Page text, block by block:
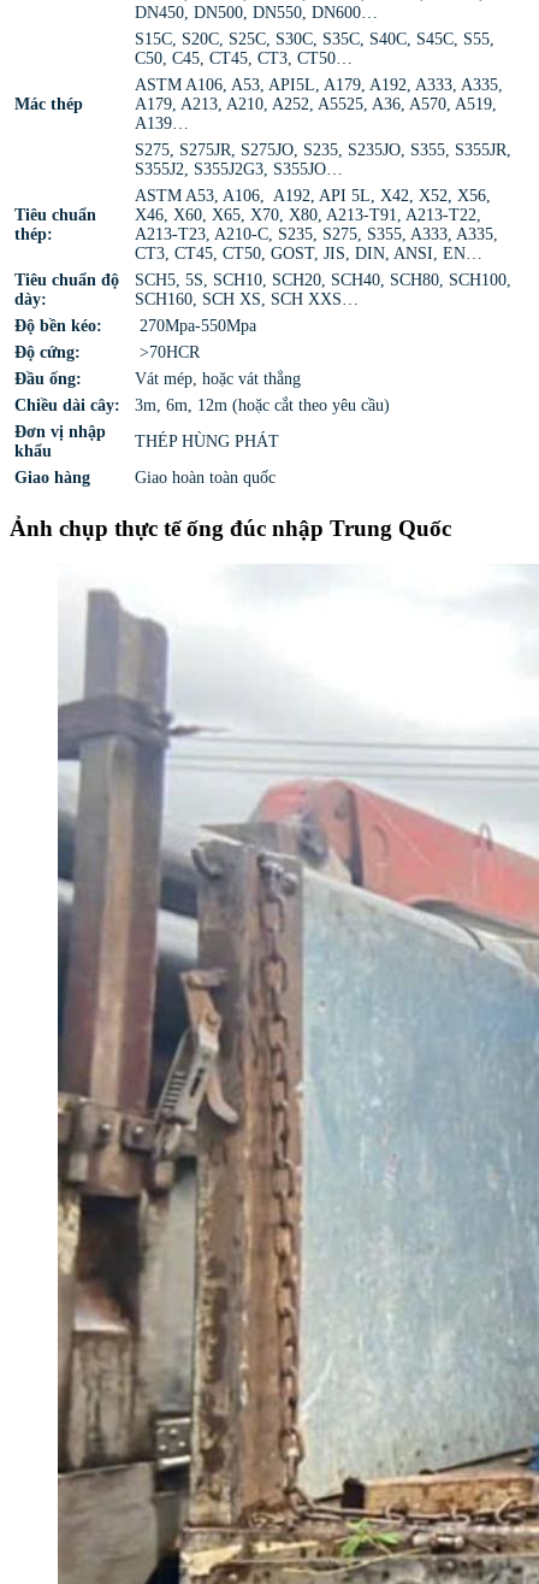
DN450, DN500, DN550, DN600…
Mác thép
S15C, S20C, S25C, S30C, S35C, S40C, S45C, S55,
C50, C45, CT45, CT3, CT50…
ASTM A106, A53, API5L, A179, A192, A333, A335,
A179, A213, A210, A252, A5525, A36, A570, A519,
A139…
S275, S275JR, S275JO, S235, S235JO, S355, S355JR,
S355J2, S355J2G3, S355JO…
Tiêu chuẩn
thép:
ASTM A53, A106, A192, API 5L, X42, X52, X56,
X46, X60, X65, X70, X80, A213-T91, A213-T22,
A213-T23, A210-C, S235, S275, S355, A333, A335,
CT3, CT45, CT50, GOST, JIS, DIN, ANSI, EN…
Tiêu chuẩn độ
dày:
SCH5, 5S, SCH10, SCH20, SCH40, SCH80, SCH100,
SCH160, SCH XS, SCH XXS…
Độ bền kéo:
270Mpa-550Mpa
Độ cứng:
>70HCR
Đầu ống:
Vát mép, hoặc vát thẳng
Chiều dài cây:
3m, 6m, 12m (hoặc cắt theo yêu cầu)
Đơn vị nhập
khẩu
THÉP HÙNG PHÁT
Giao hàng
Giao hoàn toàn quốc
Ảnh chụp thực tế ống đúc nhập Trung Quốc